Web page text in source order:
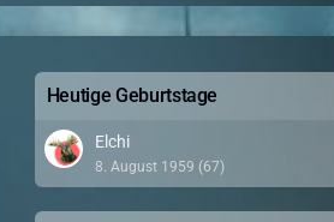
Heutige Geburtstage
Elchi
8. August 1959 (67)